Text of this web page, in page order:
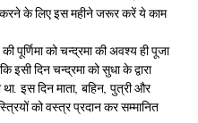
के लिए इस महीने जरूर करें ये काम
की पूर्णिमा को चन्द्रमा की अवश्य ही पूजा
इसी दिन चन्द्रमा को सुधा के द्वारा
था. इस दिन माता, बहिन, पुत्री और
को वस्त्र प्रदान कर सम्मानित